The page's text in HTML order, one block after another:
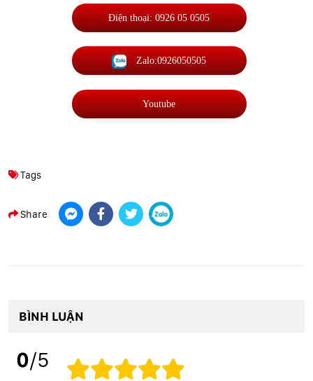
Điện thoại: 0926 05 0505
Zalo:0926050505
Youtube
Tags
Share
BÌNH LUẬN
0/5